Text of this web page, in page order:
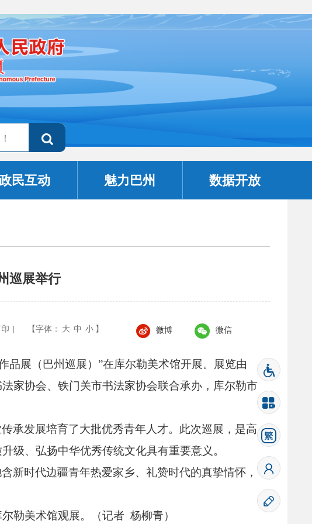
民互动 魅力巴州 数据开放
巡展举行
] 【字体： 大 中 小 】 微博 微信
展（巴州巡展）”在库尔勒美术馆开展。 展览由
家协会、 铁门关市书法家协会联合承办， 库尔勒市
承发展培育了大批优秀青年人才。 此次巡展， 是高
级、 弘扬中华优秀传统文化具有重要意义。
含新时代边疆青年热爱家乡、礼赞时代的真挚情怀，
勒美术馆观展。 （记者 杨柳青）